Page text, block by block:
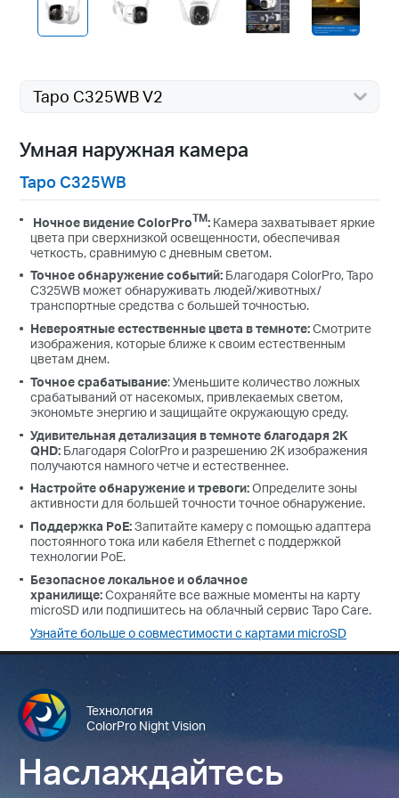
Tapo C325WB V2
Умная наружная камера
Tapo C325WB
Ночное видение ColorProTM: Камера захватывает яркие
цвета при сверхнизкой освещенности, обеспечивая
четкость, сравнимую с дневным светом.
Точноеобнаружение событий: Благодаря ColorPro, Tapo
C325WB может обнаруживать людей/животных/
транспортные средства с большей точностью.
Невероятныеестественныецвета в темноте:Смотрите
изображения, которые ближе к своим естественным
цветам днем.
Точное срабатывание: Уменьшите количество ложных
срабатываний от насекомых, привлекаемых светом,
экономьте энергию и защищайте окружающую среду.
Удивительнаядетализация в темноте благодаря 2K
QHD: Благодаря ColorPro и разрешению 2K изображения
получаются намного четче и естественнее.
Настройте обнаружение итревоги:Определите зоны
активности для большей точности точное обнаружение.
Поддержка PoE:Запитайте камеру с помощью адаптера
постоянного тока или кабеля Ethernet с поддержкой
технологии PoE.
Безопасное локальное и облачное
хранилище:Сохраняйте все важные моменты на карту
microSD или подпишитесь на облачный сервис Tapo Care.
Узнайте больше о совместимости с картами microSD
Технология
ColorPro Night Vision
Наслаждайтесь